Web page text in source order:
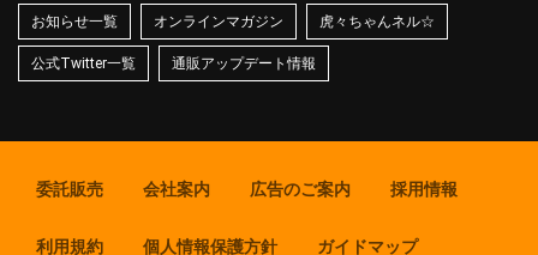
お知らせ一覧 オンラインマガジン 虎々ちゃんネル☆
公式Twitter一覧 通販アップデート情報
委託販売 会社案内 広告のご案内 採用情報
利用規約 個人情報保護方針 ガイドマップ